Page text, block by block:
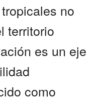
no
territorio
es un eje
como